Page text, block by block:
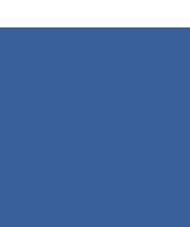
и Pirelli.
резины